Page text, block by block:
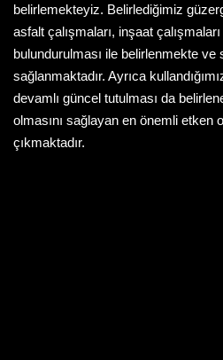
belirlemekteyiz. Belirlediğimiz
asfalt çalışmaları, inşaat
bulundurulması ile belirlenmekte ve
sağlanmaktadır. Ayrıca
devamlı güncel tutulması da
olmasını sağlayan en önemli etken
çıkmaktadır.